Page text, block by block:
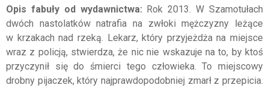
Opis fabuły od wydawnictwa: Rok 2013. W Szamotułach
dwóch nastolatków natrafia na zwłoki mężczyzny leżące
w krzakach nad rzeką. Lekarz, który przyjeżdża na miejsce
wraz z policją, stwierdza, że nic nie wskazuje na to, by ktoś
przyczynił się do śmierci tego człowieka. To miejscowy
drobny pijaczek, który najprawdopodobniej zmarł z przepicia.